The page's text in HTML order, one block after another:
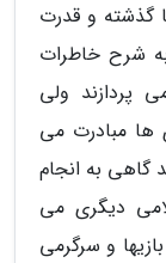
گذشته و قدرت
شرح خاطرات
ولی
ها مبادرت می
گاهی به انجام
دیگری می
و سرگرمی